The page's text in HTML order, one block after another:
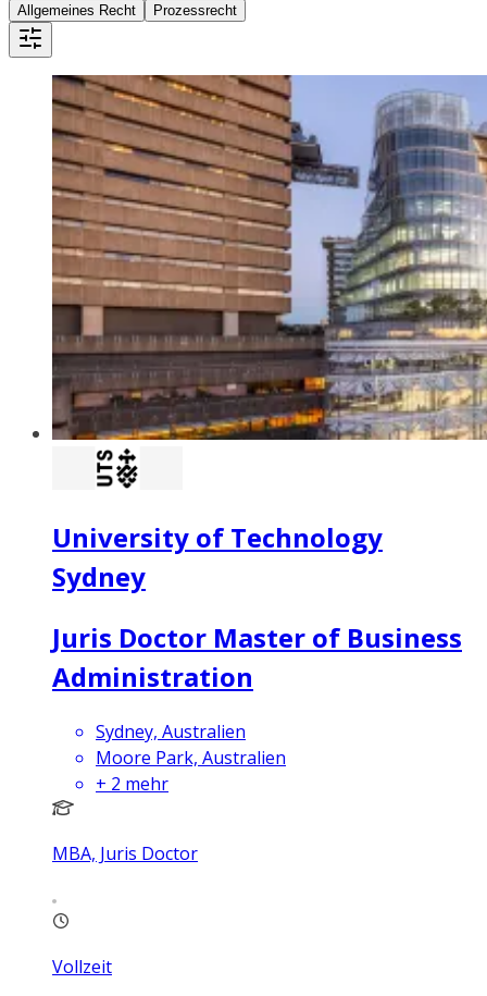
Allgemeines Recht Prozessrecht
University of Technology
Sydney
Juris Doctor Master of Business
Administration
Sydney, Australien
Moore Park, Australien
+ 2 mehr
MBA, Juris Doctor
Vollzeit